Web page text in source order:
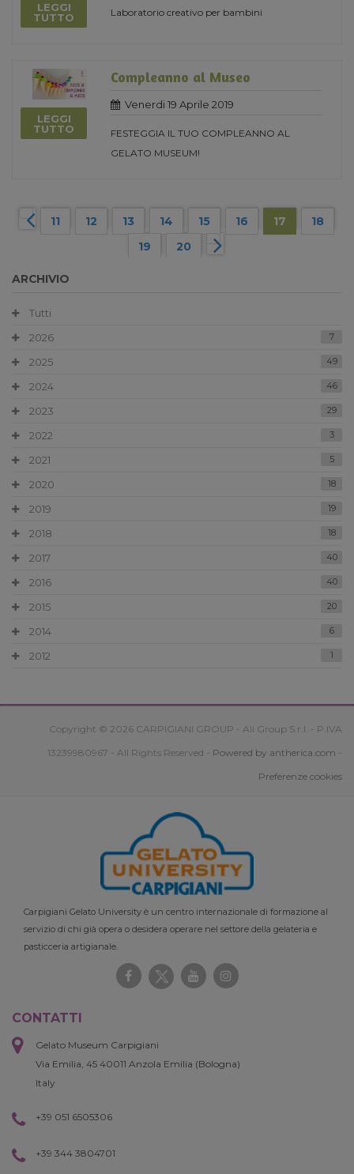
LEGGI
TUTTO
Laboratorio creativo per bambini
LEGGI
TUTTO
Compleanno al Museo
Venerdi 19 Aprile 2019
FESTEGGIA IL TUO COMPLEANNO AL
GELATO MUSEUM!
11 12 13 14 15 16 17
18
19
20
ARCHIVIO
Tutti
2026
7
2025 49
2024 46
2023 29
2022 3
2021 5
2020 18
2019 19
2018 18
2017 40
2016 40
2015 20
2014 6
2012 1
Copyright © 2026 CARPIGIANI GROUP - Ali Group S.r.l. - P.IVA
13239980967 - All Rights Reserved - Powered by antherica.com -
Preferenze cookies
Carpigiani Gelato University è un centro internazionale di formazione al
servizio di chi già opera o desidera operare nel settore della gelateria e
pasticceria artigianale.
CONTATTI
Gelato Museum Carpigiani
Via Emilia, 45 40011 Anzola Emilia (Bologna)
Italy
+39 051 6505306
+39 344 3804701